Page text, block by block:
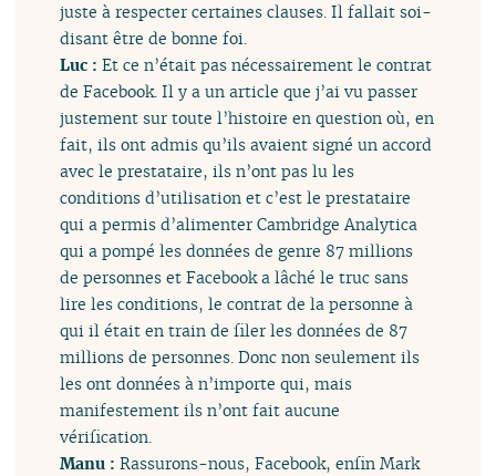
juste à respecter certaines clauses. Il fallait soi-
disant être de bonne foi.
Luc :Et ce n’était pas nécessairement le contrat
de Facebook. Il y a un article que j’ai vu passer
justement sur toute l’histoire en question où, en
fait, ils ont admis qu’ils avaient signé un accord
avec le prestataire, ils n’ont pas lu les
conditions d’utilisation et c’est le prestataire
qui a permis d’alimenter Cambridge Analytica
qui a pompé les données de genre 87 millions
de personnes et Facebook a lâché le truc sans
lire les conditions, le contrat de la personne à
qui il était en train de filer les données de 87
millions de personnes. Donc non seulement ils
les ont données à n’importe qui, mais
manifestement ils n’ont fait aucune
vérification.
Manu :Rassurons-nous, Facebook, enfin Mark